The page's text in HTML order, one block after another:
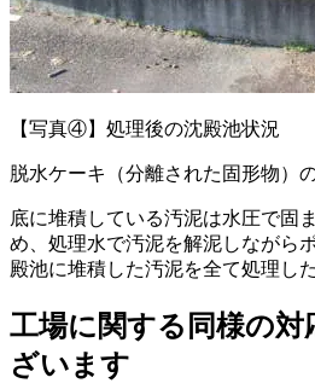
【写真④】処理後の沈殿池状況
脱水ケーキ（分離された固形物）
底に堆積している汚泥は水圧で固
め、処理水で汚泥を解泥しながら
殿池に堆積した汚泥を全て処理し
工場に関する 同様の
ざいます